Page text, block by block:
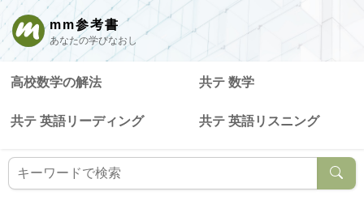
mm参考書
あなたの学びなおし
高校数学の解法 共テ 数学
共テ 英語リーディング 共テ 英語リスニング